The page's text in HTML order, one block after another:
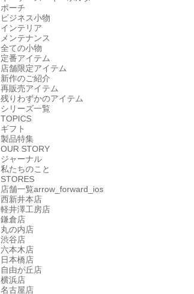
ポーチ
ビジネス小物
インテリア
メンテナンス
全ての小物
定番アイテム
店舗限定アイテム
新作のご紹介
再販売アイテム
残りわずかのアイテム
シリーズ一覧
TOPICS
ギフト
製品特集
OUR STORY
ジャーナル
私たちのこと
STORES
店舗一覧arrow_forward_ios
西新井本店
軽井澤工房店
鎌倉店
丸の内店
渋谷店
六本木店
日本橋店
自由が丘店
横浜店
名古屋店